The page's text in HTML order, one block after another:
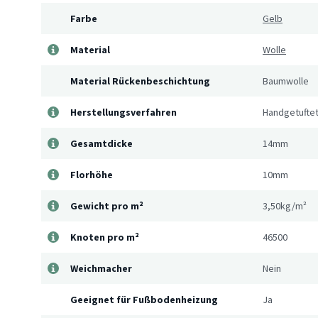
Farbe Gelb
Material Wolle
Material Rückenbeschichtung Baumwolle
Herstellungsverfahren Handgetuftet
Gesamtdicke 14mm
Florhöhe 10mm
Gewicht pro m² 3,50kg/m²
Knoten pro m² 46500
Weichmacher Nein
Geeignet für Fußbodenheizung Ja